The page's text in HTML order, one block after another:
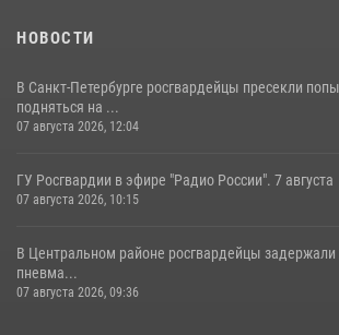
НОВОСТИ
В Санкт-Петербурге росгвардейцы пресекли
подняться на ...
07 августа 2026, 12:04
ГУ Росгвардии в эфире "Радио России". 7 августа
07 августа 2026, 10:15
В Центральном районе росгвардейцы задержали
пневма...
07 августа 2026, 09:36